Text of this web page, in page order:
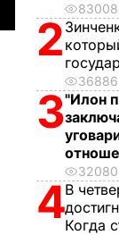
83008
2
36886
3"Илон
32080
4В
Когда